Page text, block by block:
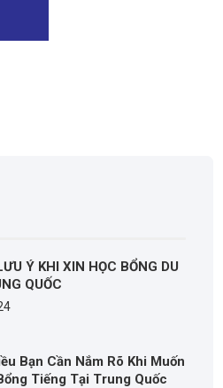
Ý KHI XIN HỌC BỔNG DU
QUỐC
Bạn Cần Nắm Rõ Khi Muốn
Tiếng Tại Trung Quốc